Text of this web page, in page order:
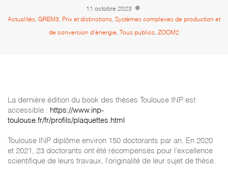
11 octobre 2023
Actualités GREM3 Prix et distinctions Systèmes complexes de production et
de conversion d'énergie Tous publics ZOOM2
La dernière édition du book des thèses Toulouse INP est
accessible : https://www.inp-
toulouse.fr/fr/profils/plaquettes.html
Toulouse INP diplôme environ 150 doctorants par an. En 2020
et 2021, 23 doctorants ont été récompensés pour l’excellence
scientifique de leurs travaux, l’originalité de leur sujet de thèse.